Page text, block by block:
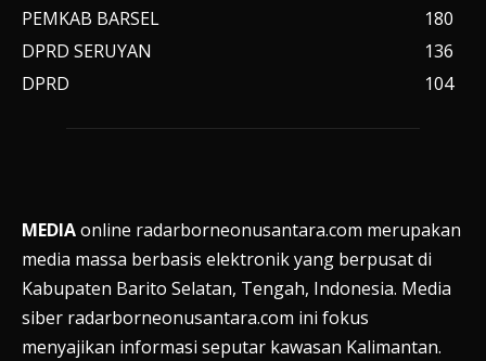
PEMKAB BARSEL
180
DPRD SERUYAN
136
DPRD
104
MEDIAonline radarborneonusantara.com merupakan
media massa berbasis elektronik yang berpusat di
Kabupaten Barito Selatan, Tengah, Indonesia. Media
siber radarborneonusantara.com ini fokus
menyajikan informasi seputar kawasan Kalimantan.